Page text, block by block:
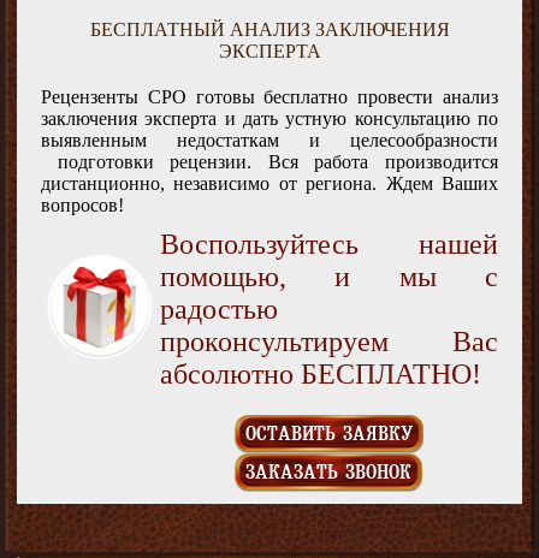
БЕСПЛАТНЫЙ АНАЛИЗ ЗАКЛЮЧЕНИЯ
ЭКСПЕРТА
Рецензенты СРО готовы бесплатно провести анализ
заключения эксперта и дать устную консультацию по
выявленным недостаткам и целесообразности
подготовки рецензии. Вся работа производится
дистанционно, независимо от региона. Ждем Ваших
вопросов!
Воспользуйтесь нашей
помощью, и мы с
радостью
проконсультируем Вас
абсолютно БЕСПЛАТНО!
ОСТАВИТЬ ЗАЯВКУ
ЗАКАЗАТЬ ЗВОНОК